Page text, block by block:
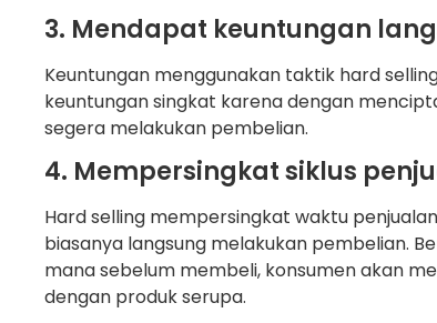
3. Mendapat keuntungan
Keuntungan menggunakan taktik hard
keuntungan singkat karena dengan
segera melakukan pembelian.
4. Mempersingkat siklus
Hard selling mempersingkat waktu
biasanya langsung melakukan pembelian.
mana sebelum membeli, konsumen akan
dengan produk serupa.